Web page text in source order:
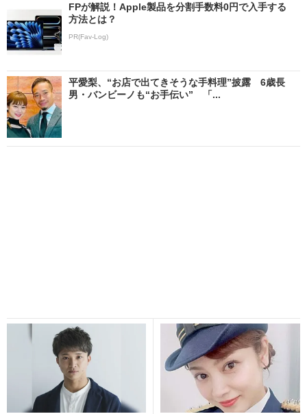
FPが解説！Apple製品を分割手数料0円で入手する
方法とは？
PR(Fav-Log)
平愛梨、“お店で出てきそうな手料理”披露 6歳長
男・バンビーノも“お手伝い” 「...